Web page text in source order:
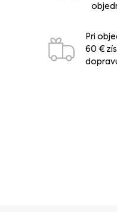
Pri
60 €